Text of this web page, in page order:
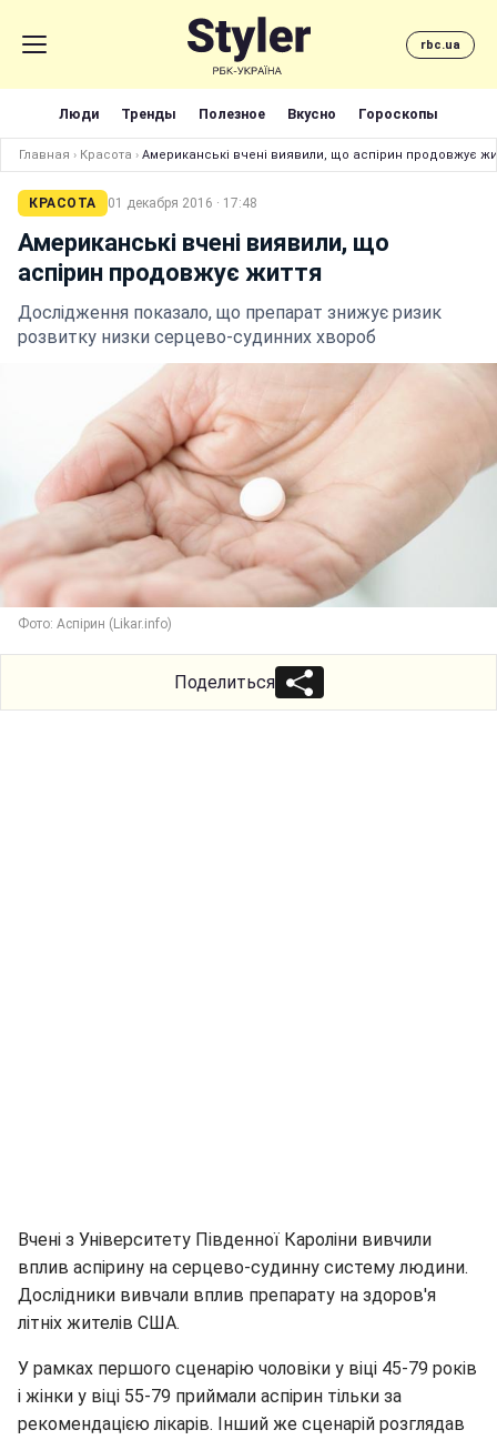
rbc.ua
Люди Тренды Полезное Вкусно Гороскопы
Главная › Красота › Американські вчені виявили, що аспірин продовжує
КРАСОТА 01 декабря 2016 · 17:48
Американські вчені виявили, що
аспірин продовжує життя
Дослідження показало, що препарат знижує ризик
розвитку низки серцево-судинних хвороб
Фото: Аспірин (Likar.info)
Поделиться
Вчені з Університету Південної Кароліни вивчили
вплив аспірину на серцево-судинну систему людини.
Дослідники вивчали вплив препарату на здоров'я
літніх жителів США.
У рамках першого сценарію чоловіки у віці 45-79 років
і жінки у віці 55-79 приймали аспірин тільки за
рекомендацією лікарів. Інший же сценарій розглядав